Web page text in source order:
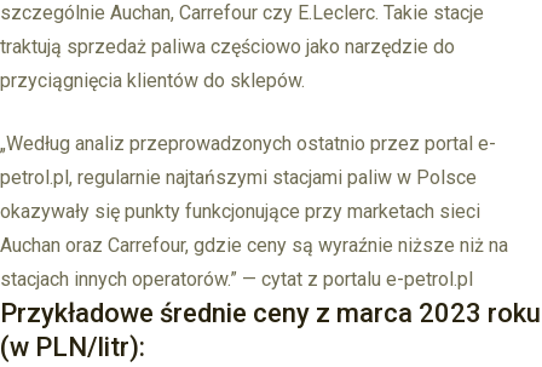
szczególnie Auchan, Carrefour czy E.Leclerc. Takie stacje
traktują sprzedaż paliwa częściowo jako narzędzie do
przyciągnięcia klientów do sklepów.
„Według analiz przeprowadzonych ostatnio przez portal e-
petrol.pl, regularnie najtańszymi stacjami paliw w Polsce
okazywały się punkty funkcjonujące przy marketach sieci
Auchan oraz Carrefour, gdzie ceny są wyraźnie niższe niż na
stacjach innych operatorów.” — cytat z portalu e-petrol.pl
Przykładowe średnie ceny z marca 2023 roku
(w PLN/litr):